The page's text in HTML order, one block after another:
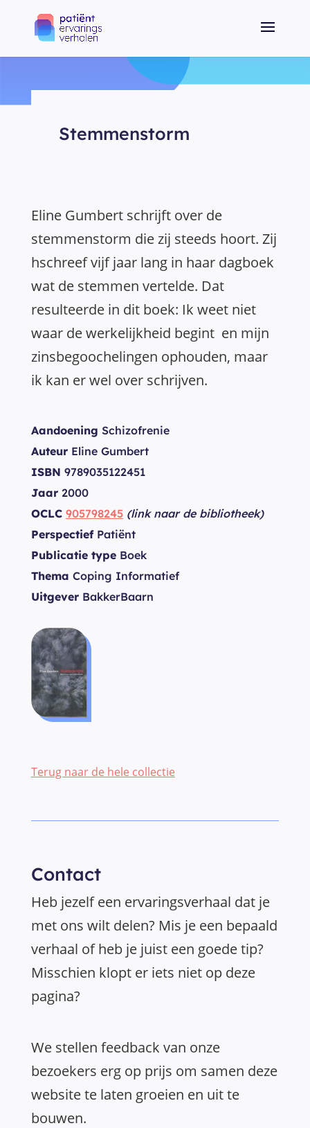
Stemmenstorm
Eline Gumbert schrijft over de
stemmenstorm die zij steeds hoort. Zij
hschreef vijf jaar lang in haar dagboek
wat de stemmen vertelde. Dat
resulteerde in dit boek: Ik weet niet
waar de werkelijkheid begint en mijn
zinsbegoochelingen ophouden, maar
ik kan er wel over schrijven.
Aandoening Schizofrenie
Auteur Eline Gumbert
ISBN 9789035122451
Jaar 2000
OCLC 905798245 (link naar de bibliotheek)
PerspectiefPatiënt
Publicatie type Boek
Thema Coping Informatief
Uitgever BakkerBaarn
Terug naar de hele collectie
Contact
Heb jezelf een ervaringsverhaal dat je
met ons wilt delen? Mis je een bepaald
verhaal of heb je juist een goede tip?
Misschien klopt er iets niet op deze
pagina?
We stellen feedback van onze
bezoekers erg op prijs om samen deze
website te laten groeien en uit te
bouwen.